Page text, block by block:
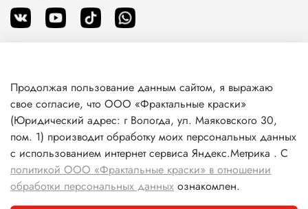
О магазине
Клиентам
Информация
Продолжая пользование данным сайтом, я выражаю
свое согласие, что ООО «Фрактальные краски»
(Юридический адрес: г Вологда, ул. Маяковского 30,
пом. 1) производит обработку моих персональных данных
с использованием интернет сервиса Яндекс.Метрика . С
политикой ООО «Фрактальные краски» в отношении
обработки персональных данных ознакомлен.